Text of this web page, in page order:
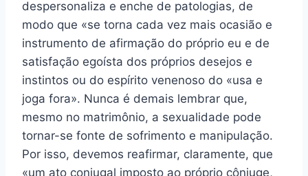
despersonaliza e enche de patologias, de
modo que «se torna cada vez mais ocasião e
instrumento de afirmação do próprio eu e de
satisfação egoísta dos próprios desejos e
instintos ou do espírito venenoso do «usa e
joga fora». Nunca é demais lembrar que,
mesmo no matrimônio, a sexualidade pode
tornar-se fonte de sofrimento e manipulação.
Por isso, devemos reafirmar, claramente, que
«um ato conjugal imposto ao próprio cônjuge,